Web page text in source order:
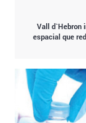
Vall d`Hebron
espacial que